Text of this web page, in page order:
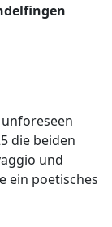
die beiden
und
ein poetisches